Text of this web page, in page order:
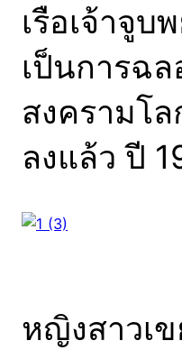
เรือเจ้าจูบ
เป็นการฉล
สงครามโ
ลงแล้ว ปี
หญิงสาวเ